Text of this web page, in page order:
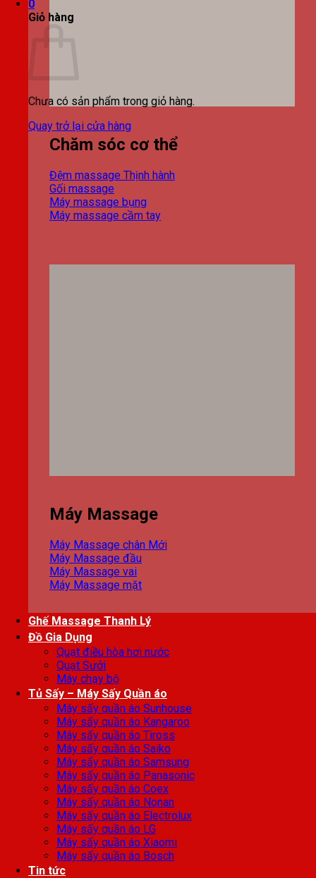
0
Giỏ hàng
Chưa có sản phẩm trong giỏ hàng.
Quay trở lại cửa hàng
Chăm sóc cơ thể
Đệm massage
Gối massage
Máy massage bụng
Máy massage cầm tay
Máy Massage
Máy Massage chân
Máy Massage đầu
Máy Massage vai
Máy Massage mặt
Ghế Massage Thanh Lý
Đồ Gia Dụng
Quạt điều hòa hơi nước
Quạt Sưởi
Máy chạy bộ
Tủ Sấy – Máy Sấy Quần áo
Máy sấy quần áo Sunhouse
Máy sấy quần áo Kangaroo
Máy sấy quần áo Tiross
Máy sấy quần áo Saiko
Máy sấy quần áo Samsung
Máy sấy quần áo Panasonic
Máy sấy quần áo Coex
Máy sấy quần áo Nonan
Máy sấy quần áo Electrolux
Máy sấy quần áo LG
Máy sấy quần áo Xiaomi
Máy sấy quần áo Bosch
Tin tức